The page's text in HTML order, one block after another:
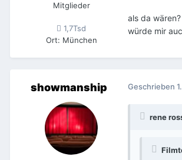
Mitglieder
1,7Tsd
Ort: München
als da
würde mir
showmanship Geschrieben
rene